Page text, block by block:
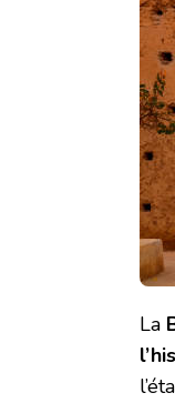
La